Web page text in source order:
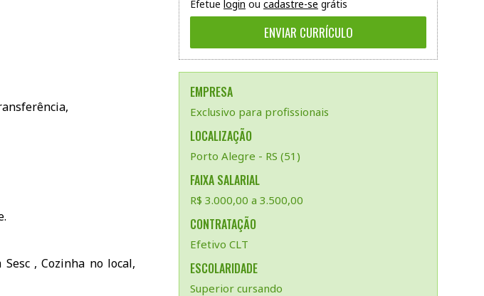
Efetue login ou cadastre-se grátis
EMPRESA
Exclusivo para profissionais
LOCALIZAÇÃO
Porto Alegre - RS (51)
FAIXA SALARIAL
R$ 3.000,00 a 3.500,00
CONTRATAÇÃO
Efetivo CLT
ESCOLARIDADE
Superior cursando
, Cozinha no local,